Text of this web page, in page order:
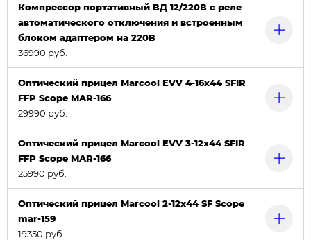
Компрессор портативный ВД 12/220В с реле
автоматического отключения и встроенным
блоком адаптером на 220В
36990 руб.
Оптический прицел Marcool EVV 4-16x44 SFIR
FFP Scope MAR-166
29990 руб.
Оптический прицел Marcool EVV 3-12x44 SFIR
FFP Scope MAR-166
25990 руб.
Оптический прицел Marcool 2-12x44 SF Scope
mar-159
19350 руб.